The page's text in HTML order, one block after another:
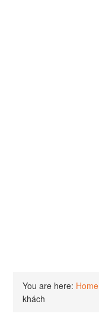
You are here: Home
khách